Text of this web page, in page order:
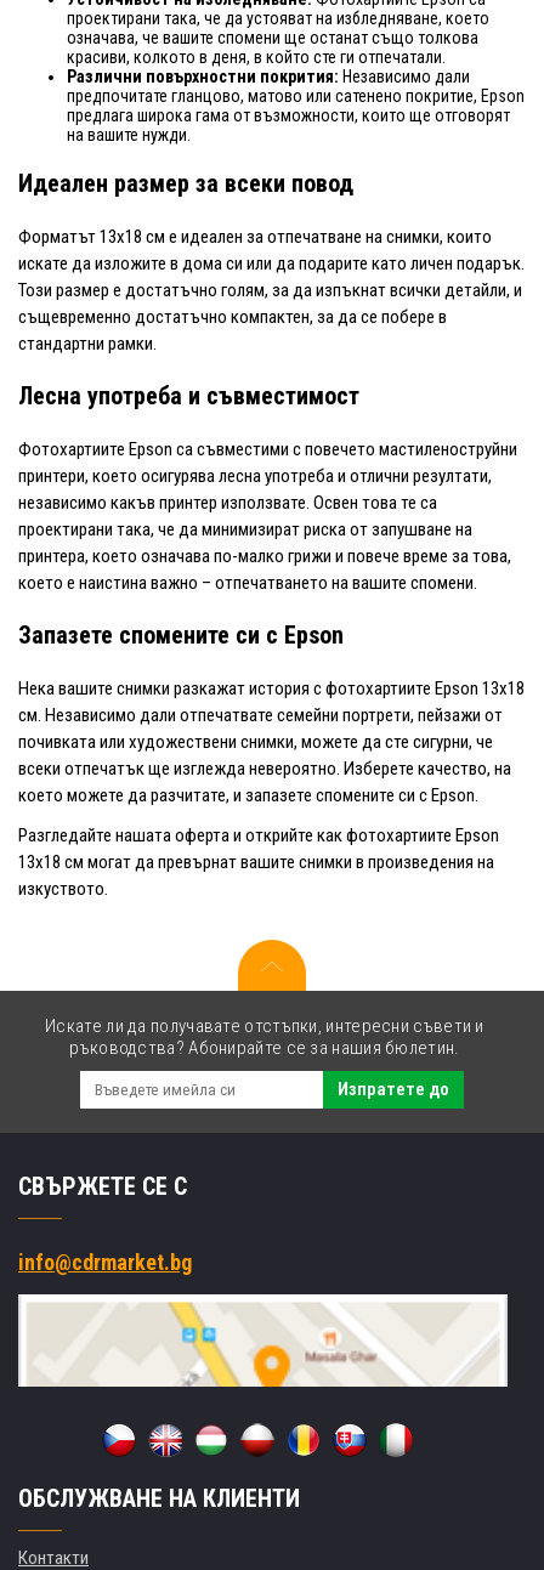
проектирани така, че да устояват на избледняване, което
означава, че вашите спомени ще останат също толкова
красиви, колкото в деня, в който сте ги отпечатали.
Различни повърхностни покрития: Независимо дали
предпочитате гланцово, матово или сатенено покритие, Epson
предлага широка гама от възможности, които ще отговорят
на вашите нужди.
Идеален размер за всеки повод
Форматът 13x18 см е идеален за отпечатване на снимки, които
искате да изложите в дома си или да подарите като личен подарък.
Този размер е достатъчно голям, за да изпъкнат всички детайли, и
същевременно достатъчно компактен, за да се побере в
стандартни рамки.
Лесна употреба и съвместимост
Фотохартиите Epson са съвместими с повечето мастиленоструйни
принтери, което осигурява лесна употреба и отлични резултати,
независимо какъв принтер използвате. Освен това те са
проектирани така, че да минимизират риска от запушване на
принтера, което означава по-малко грижи и повече време за това,
което е наистина важно – отпечатването на вашите спомени.
Запазете спомените си с Epson
Нека вашите снимки разкажат история с фотохартиите Epson 13x18
см. Независимо дали отпечатвате семейни портрети, пейзажи от
почивката или художествени снимки, можете да сте сигурни, че
всеки отпечатък ще изглежда невероятно. Изберете качество, на
което можете да разчитате, и запазете спомените си с Epson.
Разгледайте нашата оферта и открийте как фотохартиите Epson
13x18 см могат да превърнат вашите снимки в произведения на
изкуството.
Искате ли да получавате отстъпки, интересни съвети и
ръководства? Абонирайте се за нашия бюлетин.
Изпратете до
СВЪРЖЕТЕ СЕ С
info@cdrmarket.bg
ОБСЛУЖВАНЕ НА КЛИЕНТИ
Контакти